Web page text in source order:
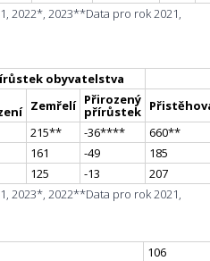
2022*, 2023**Data pro rok 2021,
obyvatelstva
Zemřelí Přirozený
přírůstek
215** -36**** 660**
161 -49
185
125 -13
207
2023*, 2022**Data pro rok 2021,
106